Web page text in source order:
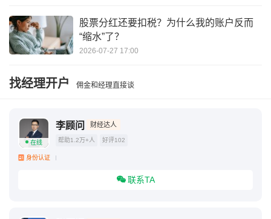
股票分红还要扣税？为什么我的账户反而
“缩水”了？
2026-07-27 17:00
找经理开户 佣金和经理直接谈
在线
李顾问 财经达人
帮助1.2万+人 好评102
身份认证
联系TA